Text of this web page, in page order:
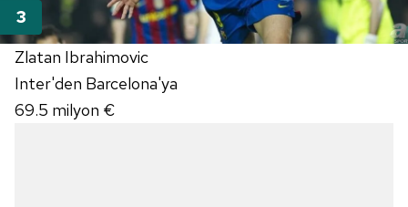
Zlatan Ibrahimovic
Inter'den Barcelona'ya
69.5 milyon €